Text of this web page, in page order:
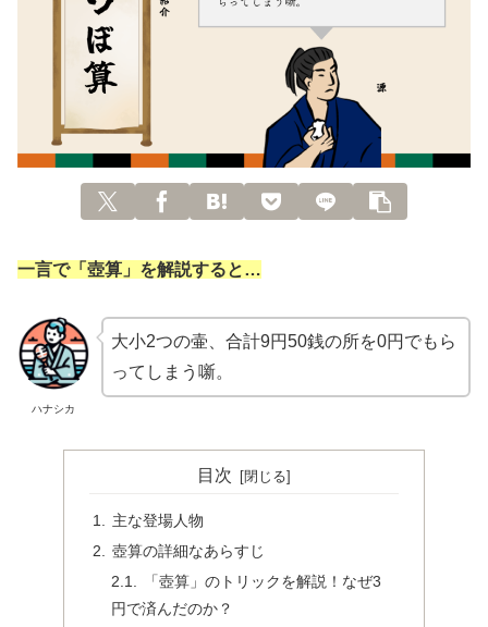
一言で「壺算」を解説すると…
ハナシカ
大小2つの壷、合計9円50銭の所を0円でもら
ってしまう噺。
目次
主な登場人物
壺算の詳細なあらすじ
「壺算」のトリックを解説！なぜ3
円で済んだのか？